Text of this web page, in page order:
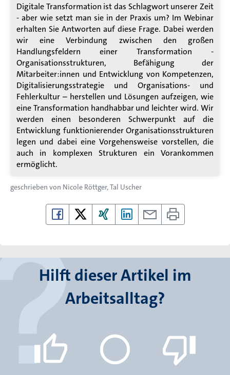
Digitale Transformation ist das Schlagwort unserer Zeit
- aber wie setzt man sie in der Praxis um? Im Webinar
erhalten Sie Antworten auf diese Frage. Dabei werden
wir eine Verbindung zwischen den großen
Handlungsfeldern einer Transformation -
Organisationsstrukturen, Befähigung der
Mitarbeiter:innen und Entwicklung von Kompetenzen,
Digitalisierungsstrategie und Organisations- und
Fehlerkultur – herstellen und Lösungen aufzeigen, wie
eine Transformation handhabbar und leichter wird. Wir
werden einen besonderen Schwerpunkt auf die
Entwicklung funktionierender Organisationsstrukturen
legen und dabei eine Vorgehensweise vorstellen, die
auch in komplexen Strukturen ein Vorankommen
ermöglicht.
geschrieben von Nicole Röttger Tal Uscher
Hilft dieser Artikel im
Arbeitsalltag?